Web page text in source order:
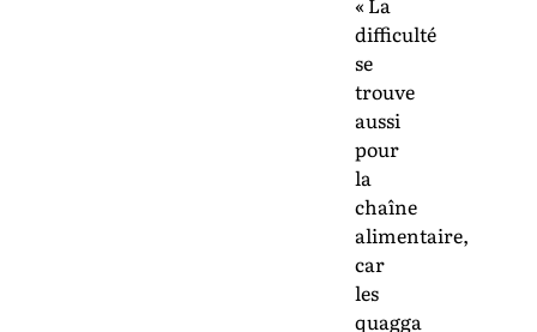
difficulté
se
trouve
aussi
pour
la
chaîne
alimentaire,
car
les
quagga